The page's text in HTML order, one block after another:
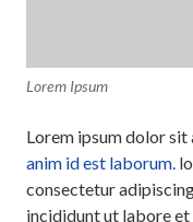
Lorem Ipsum
Lorem ipsum dolor
anim id est laborum.
consectetur
incididunt ut labore et